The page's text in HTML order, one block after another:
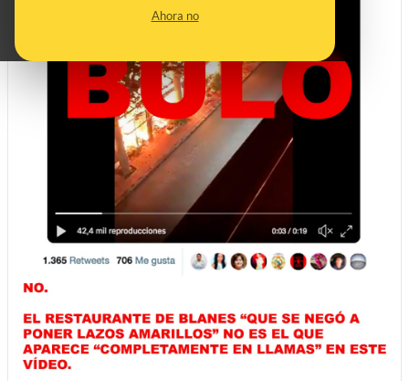
Ahora no